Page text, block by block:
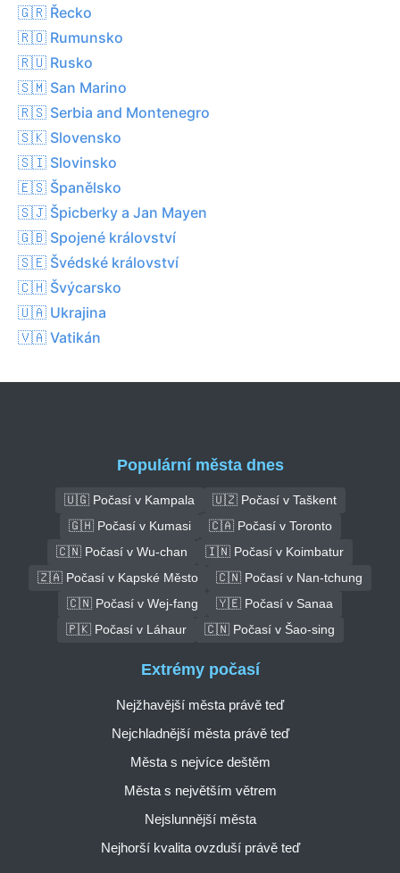
🇬🇷 Řecko
🇷🇴 Rumunsko
🇷🇺 Rusko
🇸🇲 San Marino
🇷🇸 Serbia and Montenegro
🇸🇰 Slovensko
🇸🇮 Slovinsko
🇪🇸 Španělsko
🇸🇯 Špicberky a Jan Mayen
🇬🇧 Spojené království
🇸🇪 Švédské království
🇨🇭 Švýcarsko
🇺🇦 Ukrajina
🇻🇦 Vatikán
Populární města dnes
🇺🇬 Počasí v Kampala
🇺🇿 Počasí v Taškent
🇬🇭 Počasí v Kumasi
🇨🇦 Počasí v Toronto
🇨🇳 Počasí v Wu-chan
🇮🇳 Počasí v Koimbatur
🇿🇦 Počasí v Kapské Město
🇨🇳 Počasí v Nan-tchung
🇨🇳 Počasí v Wej-fang
🇾🇪 Počasí v Sanaa
🇵🇰 Počasí v Láhaur
🇨🇳 Počasí v Šao-sing
Extrémy počasí
Nejžhavější města právě teď
Nejchladnější města právě teď
Města s nejvíce deštěm
Města s největším větrem
Nejslunnější města
Nejhorší kvalita ovzduší právě teď